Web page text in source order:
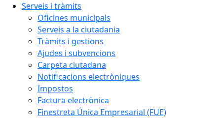
Serveis i tràmits
Oficines municipals
Serveis a la ciutadania
Tràmits i gestions
Ajudes i subvencions
Carpeta ciutadana
Notificacions electròniques
Impostos
Factura electrònica
Finestreta Única Empresarial (FUE)